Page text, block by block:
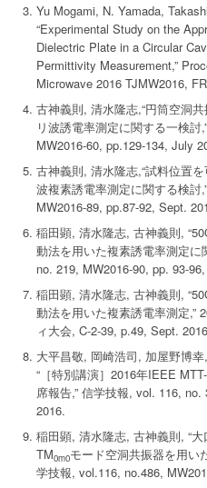
Yu Mogami, N. Yamada,
“Experimental Study on the
Dielectric Plate in a Circular
Permittivity Measurement,”
Microwave 2016 TJMW2016,
古神義則, 清水隆志,“円筒空洞
リ波誘電率測定に関する一検
MW2016-60, pp.129-134, July
古神義則, 清水隆志,“試料位置
波複素誘電率測定に関する検討
MW2016-89, pp.87-92, Sept.
稲田顕, 清水隆志, 古神義則,
動法を用いた複素誘電率測定に
no. 219, MW2016-90, pp. 93-
稲田顕, 清水隆志, 古神義則,
動法を用いた複素誘電率測定,”
ィ大会, C-2-39, p.49, Sept.
大平昌敬, 岡崎浩司, 加屋野博
“［特別講演］2016年IEEE
席報告,” 信学技報, vol. 116,
2016.
稲田顕, 清水隆志, 古神義則, “
TM0m0モード空洞共振器を用い
学技報, vol.116, no.486,